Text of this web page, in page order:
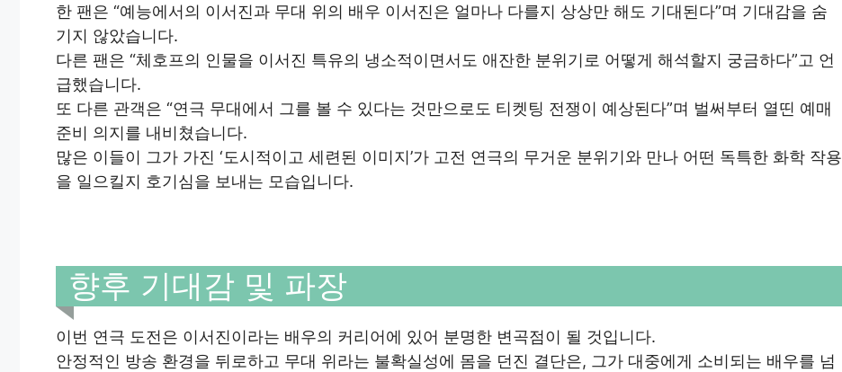
한 팬은 “예능에서의 이서진과 무대 위의 배우 이서진은 얼마나 다를지 상상만 해도 기대된다”며 기대감을 숨
기지 않았습니다.
다른 팬은 “체호프의 인물을 이서진 특유의 냉소적이면서도 애잔한 분위기로 어떻게 해석할지 궁금하다”고 언
급했습니다.
또 다른 관객은 “연극 무대에서 그를 볼 수 있다는 것만으로도 티켓팅 전쟁이 예상된다”며 벌써부터 열띤 예매
준비 의지를 내비쳤습니다.
많은 이들이 그가 가진 ‘도시적이고 세련된 이미지’가 고전 연극의 무거운 분위기와 만나 어떤 독특한 화학 작용
을 일으킬지 호기심을 보내는 모습입니다.
향후 기대감 및 파장
이번 연극 도전은 이서진이라는 배우의 커리어에 있어 분명한 변곡점이 될 것입니다.
안정적인 방송 환경을 뒤로하고 무대 위라는 불확실성에 몸을 던진 결단은, 그가 대중에게 소비되는 배우를 넘